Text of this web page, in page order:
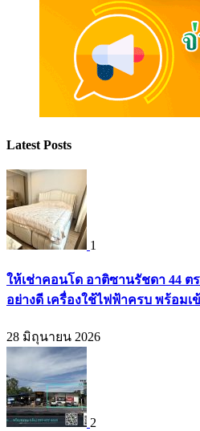
Latest Posts
1
ให้เช่าคอนโด อาติซานรัชดา 44 ต
อย่างดี เครื่องใช้ไฟฟ้าครบ พร้อมเข้
28 มิถุนายน 2026
2